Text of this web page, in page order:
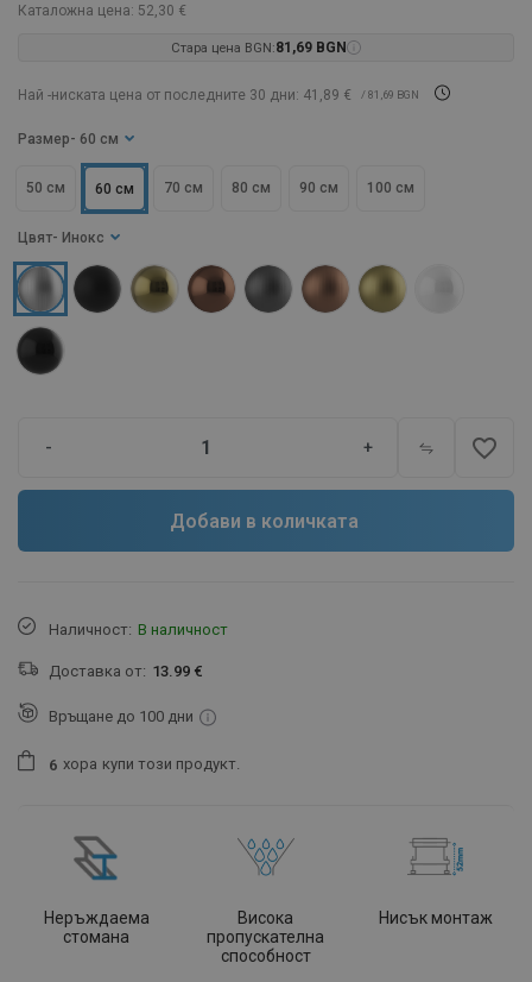
Каталожна цена: 52,30 €
Стара цена BGN:81,69 BGN
Най -ниската цена от последните 30 дни: 41,89 € / 81,69 BGN
Размер - 60 см
50 см 60 см 70 см 80 см 90 см 100 см
Цвят - Инокс
- + favorite_border
Добави в количката
Наличност: В наличност
Доставка от: 13.99 €
Връщане до 100 дни
6 хора купи този продукт.
Неръждаема
стомана
Висока
пропускателна
способност
Нисък монтаж